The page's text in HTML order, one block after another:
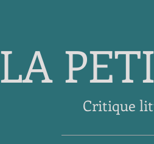
LA
Critique